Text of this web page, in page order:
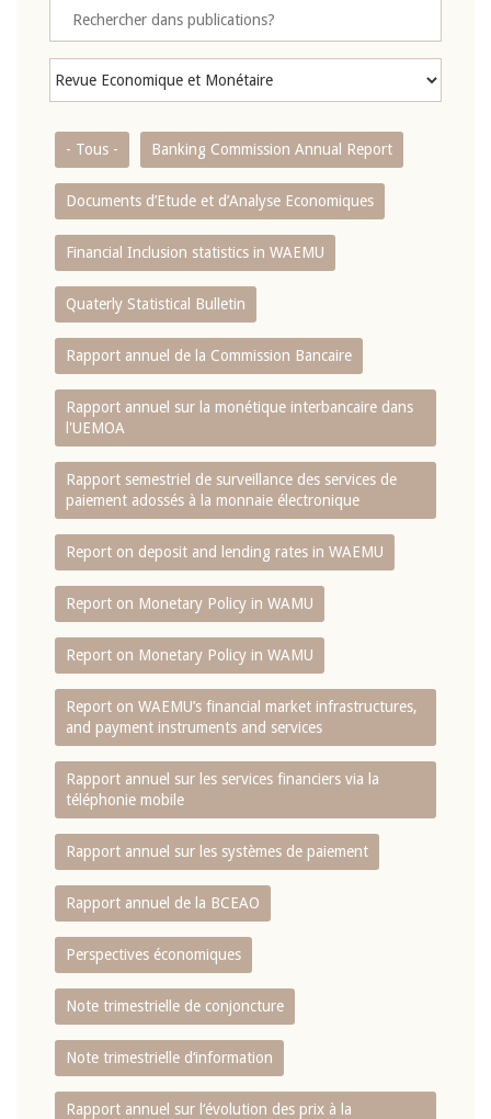
- Tous - Banking Commission Annual Report
Documents d’Etude et d’Analyse Economiques
Financial Inclusion statistics in WAEMU
Quaterly Statistical Bulletin
Rapport annuel de la Commission Bancaire
Rapport annuel sur la monétique interbancaire dans
l'UEMOA
Rapport semestriel de surveillance des services de
paiement adossés à la monnaie électronique
Report on deposit and lending rates in WAEMU
Report on Monetary Policy in WAMU
Report on Monetary Policy in WAMU
Report on WAEMU’s financial market infrastructures,
and payment instruments and services
Rapport annuel sur les services financiers via la
téléphonie mobile
Rapport annuel sur les systèmes de paiement
Rapport annuel de la BCEAO
Perspectives économiques
Note trimestrielle de conjoncture
Note trimestrielle d‘information
Rapport annuel sur l‘évolution des prix à la